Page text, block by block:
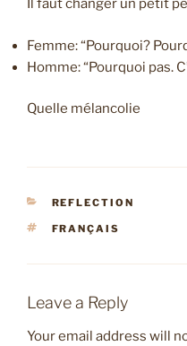
Il faut changer un petit
Femme: “Pourquoi?
Homme: “Pourquoi pas.
Quelle mélancolie
CATEGORIES
REFLECTION
TAGS
FRANÇAIS
Leave a Reply
Your email address will